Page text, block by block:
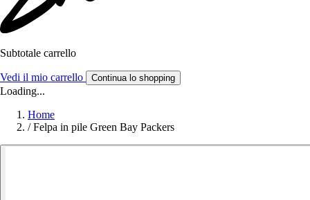
Subtotale carrello
Vedi il mio carrello Continua lo shopping
Loading...
Home
/ Felpa in pile Green Bay Packers